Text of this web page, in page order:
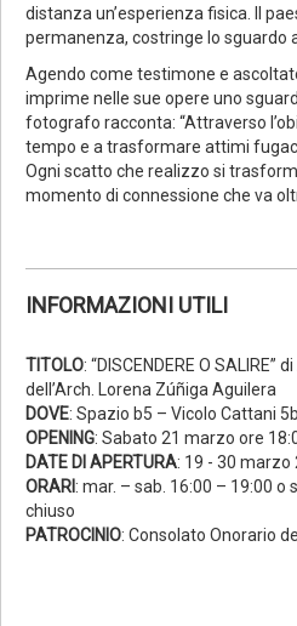
distanza un’esperienza fisica. Il
permanenza, costringe lo sguardo
Agendo come testimone e
imprime nelle sue opere uno
fotografo racconta: “Attraverso
tempo e a trasformare attimi
Ogni scatto che realizzo si
momento di connessione che va
INFORMAZIONI UTILI
TITOLO: “DISCENDERE O
dell’Arch. Lorena Zúñiga Aguilera
DOVE: Spazio b5 – Vicolo Cattani
OPENING: Sabato 21 marzo ore
DATE DI APERTURA: 19 - 30 marzo
ORARI : mar. – sab. 16:00 – 19:00 o
chiuso
PATROCINIO: Consolato Onorario